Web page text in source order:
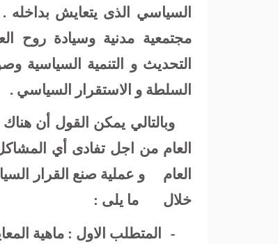
السياسي الذى يتعايش
مجتمعية مدنية وسيادة روح
التحديث و التنمية السياسية
السلطة و الاستقرار السياسي .
وبالتالي يمكن القول أن
العام من اجل تفادى أي
العام
و عملية صنع القرار
خلال
ما يلى :
- المتطلب الاول : ماهية